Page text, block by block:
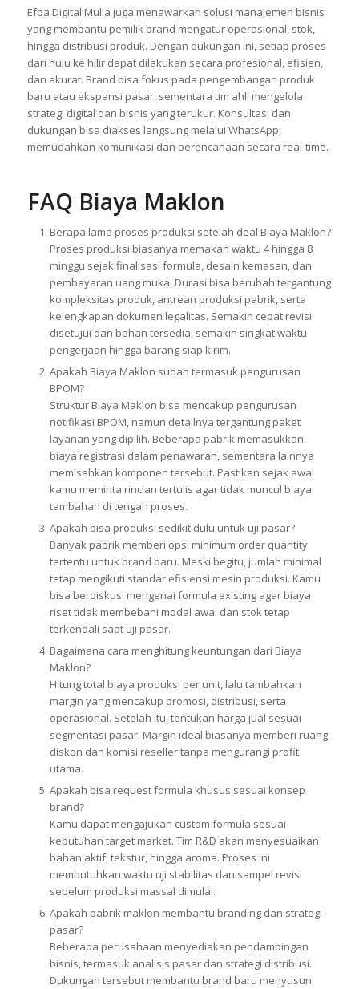
Efba Digital Mulia juga menawarkan solusi manajemen bisnis
yang membantu pemilik brand mengatur operasional, stok,
hingga distribusi produk. Dengan dukungan ini, setiap proses
dari hulu ke hilir dapat dilakukan secara profesional, efisien,
dan akurat. Brand bisa fokus pada pengembangan produk
baru atau ekspansi pasar, sementara tim ahli mengelola
strategi digital dan bisnis yang terukur. Konsultasi dan
dukungan bisa diakses langsung melalui WhatsApp,
memudahkan komunikasi dan perencanaan secara real-time.
FAQ Biaya Maklon
Berapa lama proses produksi setelah deal Biaya Maklon?
Proses produksi biasanya memakan waktu 4 hingga 8
minggu sejak finalisasi formula, desain kemasan, dan
pembayaran uang muka. Durasi bisa berubah tergantung
kompleksitas produk, antrean produksi pabrik, serta
kelengkapan dokumen legalitas. Semakin cepat revisi
disetujui dan bahan tersedia, semakin singkat waktu
pengerjaan hingga barang siap kirim.
Apakah Biaya Maklon sudah termasuk pengurusan
BPOM?
Struktur Biaya Maklon bisa mencakup pengurusan
notifikasi BPOM, namun detailnya tergantung paket
layanan yang dipilih. Beberapa pabrik memasukkan
biaya registrasi dalam penawaran, sementara lainnya
memisahkan komponen tersebut. Pastikan sejak awal
kamu meminta rincian tertulis agar tidak muncul biaya
tambahan di tengah proses.
Apakah bisa produksi sedikit dulu untuk uji pasar?
Banyak pabrik memberi opsi minimum order quantity
tertentu untuk brand baru. Meski begitu, jumlah minimal
tetap mengikuti standar efisiensi mesin produksi. Kamu
bisa berdiskusi mengenai formula existing agar biaya
riset tidak membebani modal awal dan stok tetap
terkendali saat uji pasar.
Bagaimana cara menghitung keuntungan dari Biaya
Maklon?
Hitung total biaya produksi per unit, lalu tambahkan
margin yang mencakup promosi, distribusi, serta
operasional. Setelah itu, tentukan harga jual sesuai
segmentasi pasar. Margin ideal biasanya memberi ruang
diskon dan komisi reseller tanpa mengurangi profit
utama.
Apakah bisa request formula khusus sesuai konsep
brand?
Kamu dapat mengajukan custom formula sesuai
kebutuhan target market. Tim R&D akan menyesuaikan
bahan aktif, tekstur, hingga aroma. Proses ini
membutuhkan waktu uji stabilitas dan sampel revisi
sebelum produksi massal dimulai.
Apakah pabrik maklon membantu branding dan strategi
pasar?
Beberapa perusahaan menyediakan pendampingan
bisnis, termasuk analisis pasar dan strategi distribusi.
Dukungan tersebut membantu brand baru menyusun